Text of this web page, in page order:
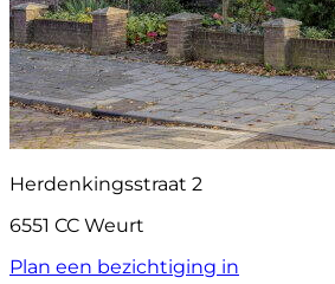
Herdenkingsstraat 2
6551 CC Weurt
Plan een bezichtiging in